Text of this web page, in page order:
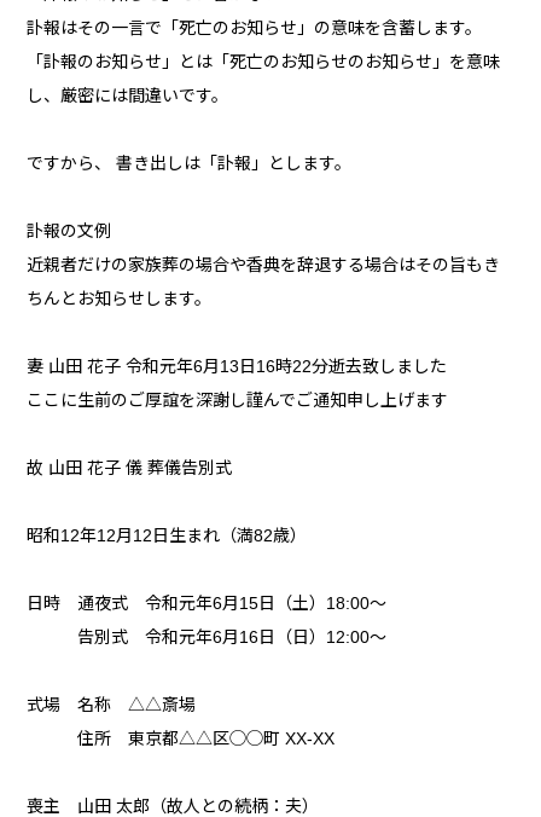
訃報はその一言で「死亡のお知らせ」の意味を含蓄します。
「訃報のお知らせ」とは「死亡のお知らせのお知らせ」を意味
し、厳密には間違いです。
ですから、 書き出しは「訃報」とします。
訃報の文例
近親者だけの家族葬の場合や香典を辞退する場合はその旨もき
ちんとお知らせします。
妻 山田 花子 令和元年6月13日16時22分逝去致しました
ここに生前のご厚誼を深謝し謹んでご通知申し上げます
故 山田 花子 儀 葬儀告別式
昭和12年12月12日生まれ（満82歳）
日時 通夜式 令和元年6月15日（土）18:00〜
告別式 令和元年6月16日（日）12:00〜
式場 名称 △△斎場
住所 東京都△△区◯◯町 XX-XX
喪主 山田 太郎（故人との続柄：夫）